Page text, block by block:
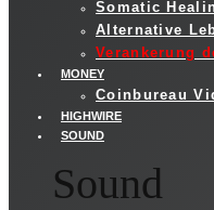
Somatic
Alternative
Verankerung
MONEY
Coinbureau
HIGHWIRE
SOUND
Sound